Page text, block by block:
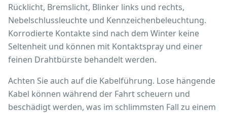
Rücklicht, Bremslicht, Blinker links und rechts,
Nebelschlussleuchte und Kennzeichenbeleuchtung.
Korrodierte Kontakte sind nach dem Winter keine
Seltenheit und können mit Kontaktspray und einer
feinen Drahtbürste behandelt werden.
Achten Sie auch auf die Kabelführung. Lose hängende
Kabel können während der Fahrt scheuern und
beschädigt werden, was im schlimmsten Fall zu einem